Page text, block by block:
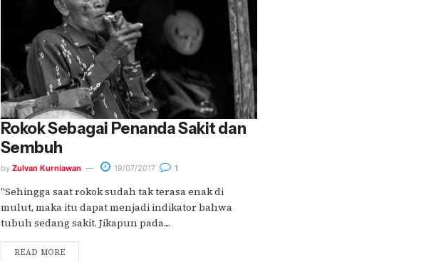
Rokok Sebagai Penanda Sakit dan
Sembuh
by Zulvan Kurniawan 19/07/2017 1
"Sehingga saat rokok sudah tak terasa enak di
mulut, maka itu dapat menjadi indikator bahwa
tubuh sedang sakit. Jikapun pada....
READ MORE